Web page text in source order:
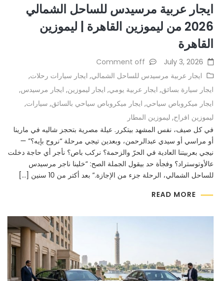
ايجار عربية مرسيدس للساحل الشمالي
2026 من ليموزين القاهرة | ليموزين
القاهرة
July 3, 2026
ايجار عربية مرسيدس للساحل الشمالي, ايجار سيارات رحلات,
ايجار سيارة بسائق, ايجار عربية يومي, ايجار ليموزين, ايجار مرسيدس,
ايجار ميكروباص سياحي, ايجار ميكروباص سياحي بالسائق, سيارات,
ليموزين افراح, ليموزين المطار
Comment off
في كل صيف، نفس المشهد بيتكرر. عيلة مصرية بتحجز شاليه في مارينا
أو مراسي أو سيدي عبدالرحمن، وبعدين تيجي مرحلة “نروح بإيه؟” —
نيجي بعربيتنا العادية في الحرّ والزحمة؟ نركب باص؟ نأجر أي حاجة دخلت
عالأوتوستراد؟ وفجأة حد بيقول الجملة الصح: “خلينا ناجر مرسيدس
للساحل الشمالي، الرحلة جزء من الإجازة.” بعد أكتر من 10 سنين […]
READ MORE